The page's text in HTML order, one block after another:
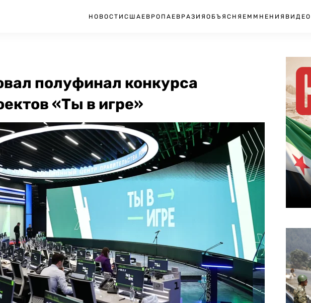
НОВОСТИ США ЕВРОПА ЕВРАЗИЯ ОБЪЯСНЯЕМ МНЕНИЯ ВИДЕО
полуфинал конкурса
«Ты в игре»